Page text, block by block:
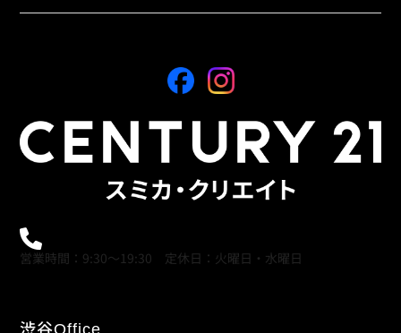
営業時間：9:30～19:30 定休日：火曜日・水曜日
渋谷Office